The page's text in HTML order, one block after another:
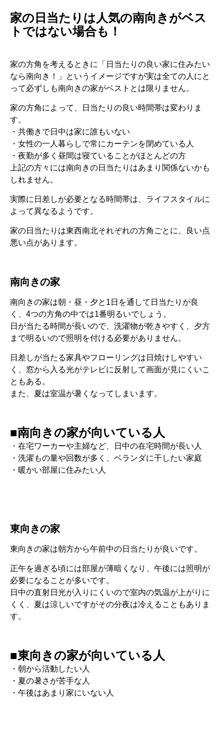
家の日当たりは人気の南向きがベス
トではない場合も！
家の方角を考えるときに「日当たりの良い家に住みたい
なら南向き！」というイメージですが実は全ての人にと
って必ずしも南向きの家がベストとは限りません。
家の方角によって、日当たりの良い時間帯は変わりま
す。
・共働きで日中は家に誰もいない
・女性の一人暮らしで常にカーテンを閉めている人
・夜勤が多く昼間は寝ていることがほとんどの方
上記の方々には南向きの日当たりはあまり関係ないかも
しれません。
実際に日差しが必要となる時間帯は、ライフスタイルに
よって異なるようです。
家の日当たりは東西南北それぞれの方角ごとに、良い点
悪い点があります。
南向きの家
南向きの家は朝・昼・夕と1日を通して日当たりが良
く、4つの方角の中では1番明るいでしょう。
日が当たる時間が長いので、洗濯物が乾きやすく、夕方
まで明るいので照明を付ける必要がありません。
日差しが当たる家具やフローリングは日焼けしやすい
く、窓から入る光がテレビに反射して画面が見にくいこ
ともある。
また、夏は室温が暑くなってしまいます。
■南向きの家が向いている人
・在宅ワーカーや主婦など、日中の在宅時間が長い人
・洗濯もの量や回数が多く、ベランダに干したい家庭
・暖かい部屋に住みたい人
東向きの家
東向きの家は朝方から午前中の日当たりが良いです。
正午を過ぎる頃には部屋が薄暗くなり、午後には照明が
必要になることが多いです。
日中の直射日光が入りにくいので室内の気温が上がりに
くく、夏は涼しいですがその分夜は冷えることもありま
す。
■東向きの家が向いている人
・朝から活動したい人
・夏の暑さが苦手な人
・午後はあまり家にいない人